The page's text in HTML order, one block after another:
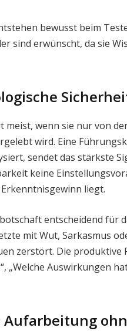
bewusst beim
sind erwünscht, da sie
wenn sie nur von
wird. Eine
sendet das stärkste
keine
liegt.
entscheidend für
mit Wut, Sarkasmus
zerstört. Die produktive
„Welche Auswirkungen